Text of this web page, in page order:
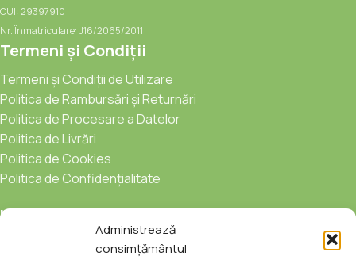
Administrează
consimțământul
CUI: 29397910
Nr. Înmatriculare: J16/2065/2011
Termeni și Condiții
Termeni și Condiții de Utilizare
Politica de Rambursări și Returnări
Politica de Procesare a Datelor
Politica de Livrări
Politica de Cookies
Politica de Confidențialitate
Urmărește-ne: